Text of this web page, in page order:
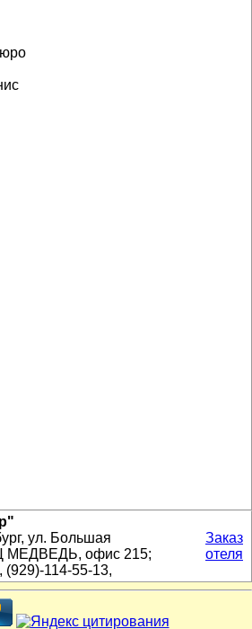
ул. Большая
МЕДВЕДЬ, офис 215;
(929)-114-55-13,
Заказ
отеля